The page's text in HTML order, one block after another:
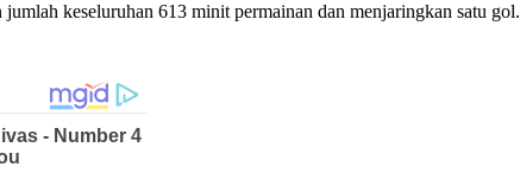
keseluruhan 613 minit permainan dan menjaringkan satu gol.